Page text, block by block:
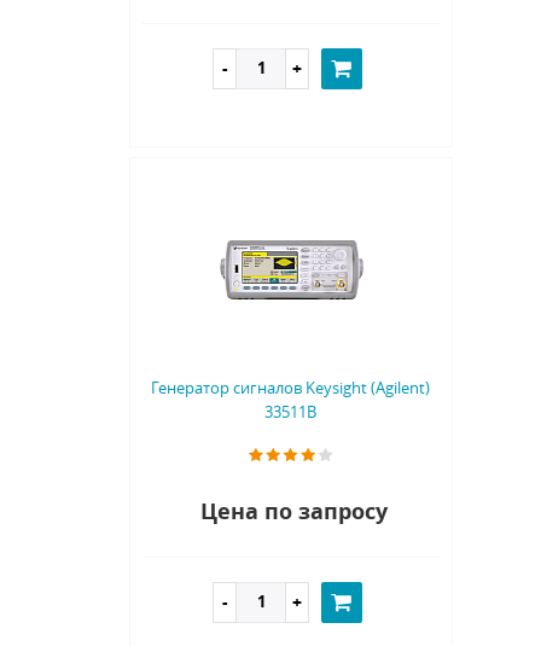
Генератор сигналов Keysight (Agilent)
33511B
Цена по запросу